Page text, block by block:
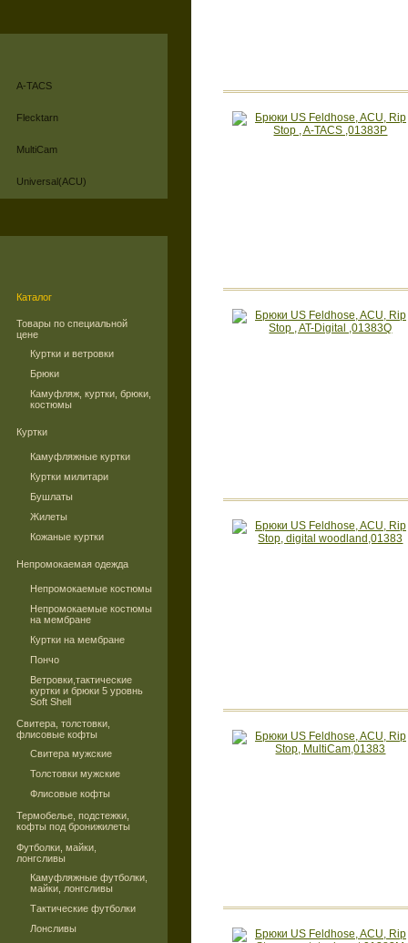
A-TACS
Flecktarn
MultiCam
Universal(ACU)
Каталог
Товары по специальной
цене
Куртки и ветровки
Брюки
Камуфляж, куртки, брюки,
костюмы
Куртки
Камуфляжные куртки
Куртки милитари
Бушлаты
Жилеты
Кожаные куртки
Непромокаемая одежда
Непромокаемые костюмы
Непромокаемые костюмы
на мембране
Куртки на мембране
Пончо
Ветровки,тактические
куртки и брюки 5 уровнь
Soft Shell
Свитера, толстовки,
флисовые кофты
Свитера мужские
Толстовки мужские
Флисовые кофты
Термобелье, подстежки,
кофты под бронижилеты
Футболки, майки,
лонгсливы
Камуфляжные футболки,
майки, лонгсливы
Тактические футболки
Лонсливы